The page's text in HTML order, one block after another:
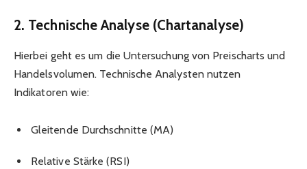
2. Technische Analyse (Chartanalyse)
Hierbei geht es um die Untersuchung von Preischarts und
Handelsvolumen. Technische Analysten nutzen
Indikatoren wie:
Gleitende Durchschnitte (MA)
Relative Stärke (RSI)